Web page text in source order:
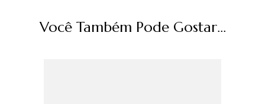
Você Também Pode Gostar...